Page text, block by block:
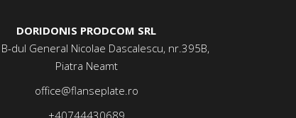
DORIDONIS PRODCOM SRL
dul General Nicolae Dascalescu, nr.395B,
Piatra Neamt
office@flanseplate.ro
+40744430689